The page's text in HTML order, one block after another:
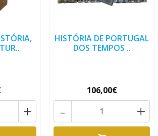
+
HISTÓRIA DE PORTUGAL
DOS TEMPOS ..
106,00€
+
-